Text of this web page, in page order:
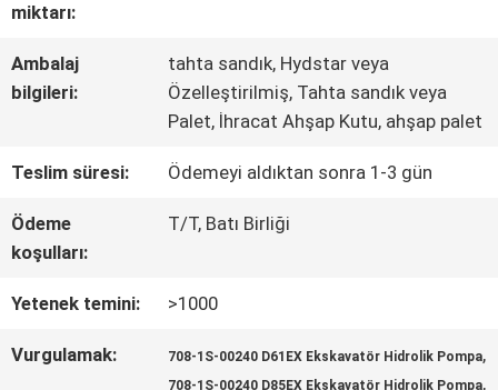
KONTROL
BIZE
ULAŞIN
HABERLER
miktarı:
Ambalaj
bilgileri:
tahta sandık, Hydstar veya
Özelleştirilmiş, Tahta sandık veya
Palet, İhracat Ahşap Kutu, ahşap palet
Teslim süresi: Ödemeyi aldıktan sonra 1-3 gün
Ödeme
koşulları:
T/T, Batı Birliği
Yetenek temini: >1000
Vurgulamak: 708-1S-00240 D61EX Ekskavatör Hidrolik Pompa,
708-1S-00240 D85EX Ekskavatör Hidrolik Pompa,